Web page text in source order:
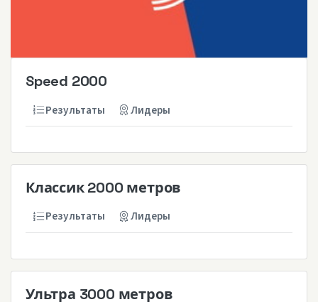
Speed 2000
Результаты Лидеры
Классик 2000 метров
Результаты Лидеры
Ультра 3000 метров